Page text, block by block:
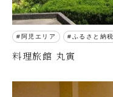
阿児エリア ふるさと納税
料理旅館 丸寅